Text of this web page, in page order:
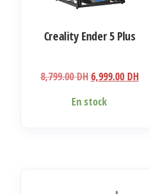
Creality Ender 5 Plus
8,799.00DH Le
initial
6,999.00 DHLe
En stock